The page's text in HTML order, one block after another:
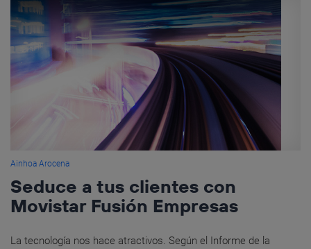
Ainhoa Arocena
Seduce a tus clientes con
Movistar Fusión Empresas
La tecnología nos hace atractivos. Según el Informe de la